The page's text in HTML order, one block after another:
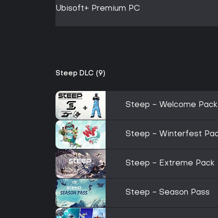
Ubisoft+ Premium PC
Steep DLC (9)
Steep - Welcome Pack
Steep - Winterfest
Steep - Extreme Pack
Steep - Season Pass